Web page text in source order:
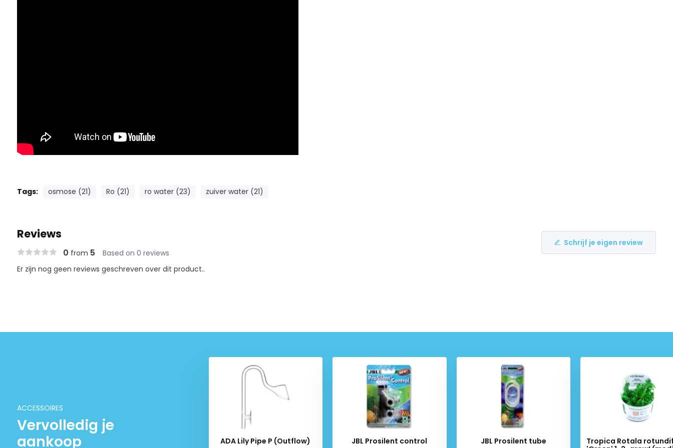
Tags: osmose (21) Ro (21) ro water (23) zuiver water (21)
Reviews
0 from 5 Based on 0 reviews
Schrijf je eigen review
Er zijn nog geen reviews geschreven over dit product..
ACCESSOIRES
Vervolledig je
aankoop
levend
ADA Lily Pipe P (Outflow) JBL Prosilent control JBL Prosilent tube
Tropica Rotala